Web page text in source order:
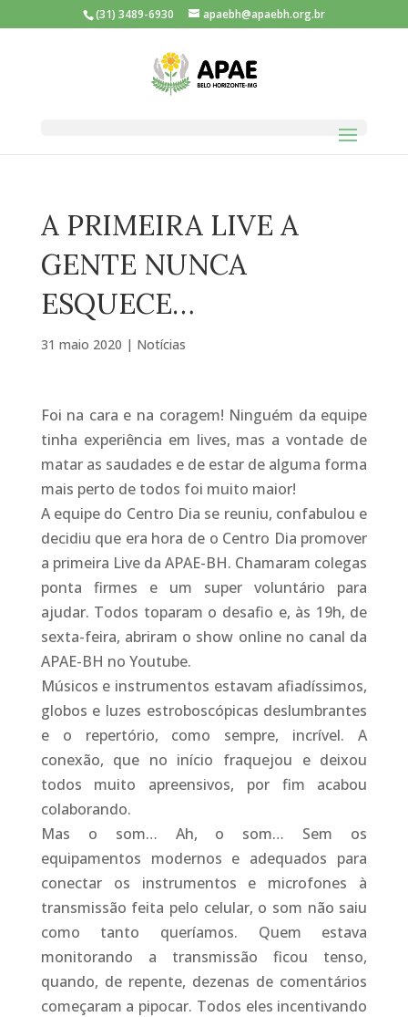
(31) 3489-6930 apaebh@apaebh.org.br
A PRIMEIRA LIVE A
GENTE NUNCA
ESQUECE…
31 maio 2020 | Notícias
Foi na cara e na coragem! Ninguém da equipe
tinha experiência em lives, mas a vontade de
matar as saudades e de estar de alguma forma
mais perto de todos foi muito maior!
A equipe do Centro Dia se reuniu, confabulou e
decidiu que era hora de o Centro Dia promover
a primeira Live da APAE-BH. Chamaram colegas
ponta firmes e um super voluntário para
ajudar. Todos toparam o desafio e, às 19h, de
sexta-feira, abriram o show online no canal da
APAE-BH no Youtube.
Músicos e instrumentos estavam afiadíssimos,
globos e luzes estroboscópicas deslumbrantes
e o repertório, como sempre, incrível. A
conexão, que no início fraquejou e deixou
todos muito apreensivos, por fim acabou
colaborando.
Mas o som… Ah, o som… Sem os
equipamentos modernos e adequados para
conectar os instrumentos e microfones à
transmissão feita pelo celular, o som não saiu
como tanto queríamos. Quem estava
monitorando a transmissão ficou tenso,
quando, de repente, dezenas de comentários
começaram a pipocar. Todos eles incentivando